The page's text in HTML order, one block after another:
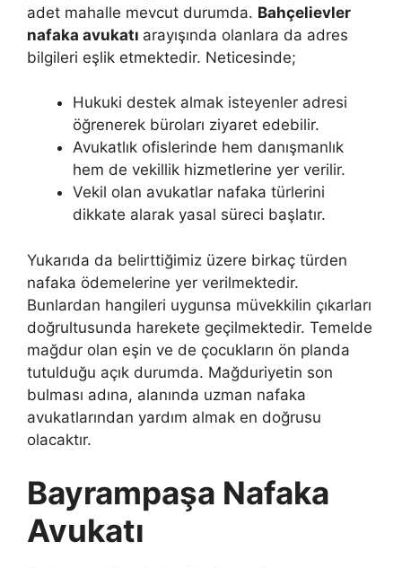
adet mahalle mevcut durumda. Bahçelievler
nafaka avukatı arayışında olanlara da adres
bilgileri eşlik etmektedir. Neticesinde;
Hukuki destek almak isteyenler adresi
öğrenerek büroları ziyaret edebilir.
Avukatlık ofislerinde hem danışmanlık
hem de vekillik hizmetlerine yer verilir.
Vekil olan avukatlar nafaka türlerini
dikkate alarak yasal süreci başlatır.
Yukarıda da belirttiğimiz üzere birkaç türden
nafaka ödemelerine yer verilmektedir.
Bunlardan hangileri uygunsa müvekkilin çıkarları
doğrultusunda harekete geçilmektedir. Temelde
mağdur olan eşin ve de çocukların ön planda
tutulduğu açık durumda. Mağduriyetin son
bulması adına, alanında uzman nafaka
avukatlarından yardım almak en doğrusu
olacaktır.
Bayrampaşa Nafaka
Avukatı